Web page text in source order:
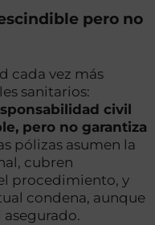
pero no
cada vez más
sanitarios:
civil
pero no garantiza
pólizas asumen la
cubren
procedimiento, y
condena, aunque